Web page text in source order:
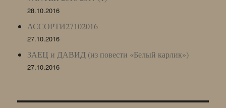
28.10.2016
АССОРТИ27102016
27.10.2016
ЗАЕЦ и ДАВИД (из повести «Белый карлик»)
27.10.2016